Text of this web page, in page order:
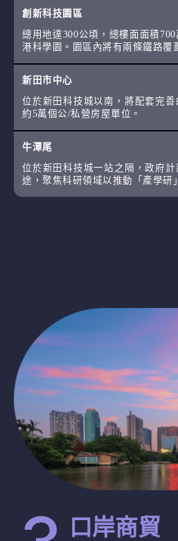
創新科技園區
總用地達300公頃，總樓面面積
港科學園。園區內將有兩條鐵路覆
新田市中心
位於新田科技城以南，將配套完
約5萬個公/私營房屋單位。
牛潭尾
位於新田科技城一站之隔，政府
途，聚焦科研領域以推動「產學研
口岸商貿